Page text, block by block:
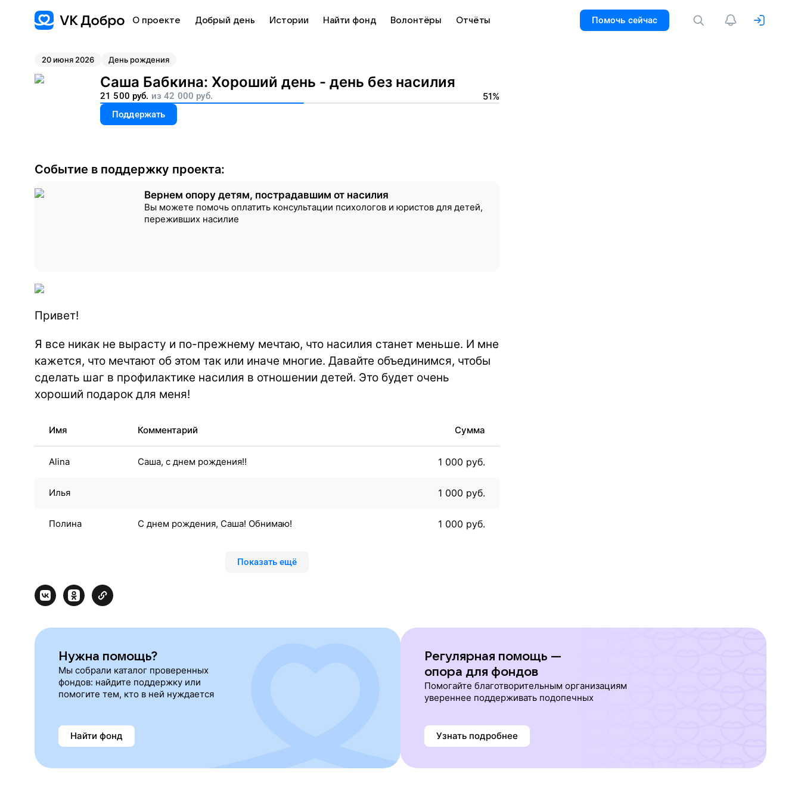
О проекте Добрый день Истории Найти фонд Волонтёры Отчёты Помочь сейчас
20 июня 2026 День рождения
Саша Бабкина: Хороший день - день без насилия
21 500 руб. из42 000 руб. 51%
Поддержать
Событие в поддержку проекта:
Вернем опору детям, пострадавшим от насилия
Вы можете помочь оплатить консультации психологов и юристов для детей,
переживших насилие
Привет!
Я все никак не вырасту и по-прежнему мечтаю, что насилия станет меньше. И мне
кажется, что мечтают об этом так или иначе многие. Давайте объединимся, чтобы
сделать шаг в профилактике насилия в отношении детей. Это будет очень
хороший подарок для меня!
Имя Комментарий Сумма
Alina Саша, с днем рождения!! 1 000 руб.
Илья 1 000 руб.
Полина С днем рождения, Саша! Обнимаю! 1 000 руб.
Показать ещё
Нужна помощь?
Мы собрали каталог проверенных
фондов: найдите поддержку или
помогите тем, кто в ней нуждается
Найти фонд
Регулярная помощь —
опора для фондов
Помогайте благотворительным организациям
увереннее поддерживать подопечных
Узнать подробнее